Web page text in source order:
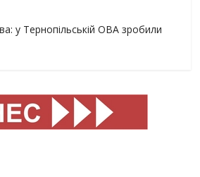
у Тернопільській ОВА зробили